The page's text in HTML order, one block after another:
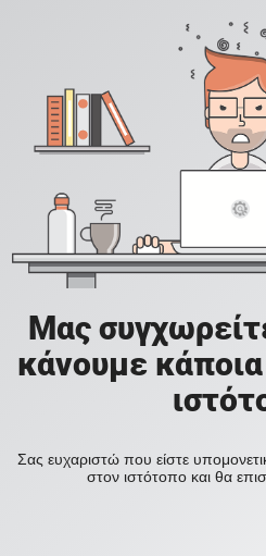
Μας
κάνουμε
Σας ευχαριστώ που είστε
στον ιστότοπο και θα